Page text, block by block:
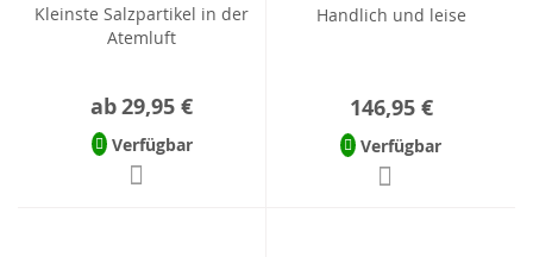
Kleinste Salzpartikel in der
Atemluft
ab29,95 €
Verfügbar
Handlich und leise
146,95 €
Verfügbar